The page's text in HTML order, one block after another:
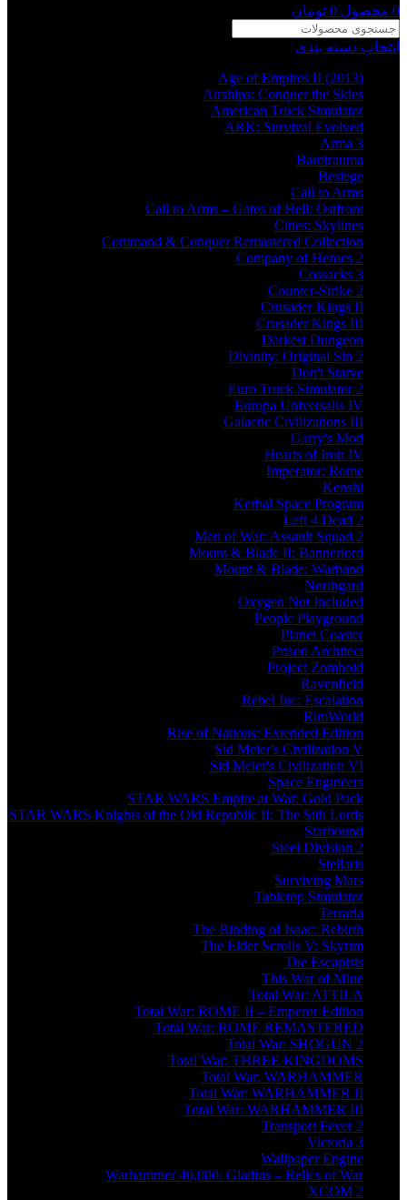
0 محصول 0 تومان
انتخاب دسته بندی
Age of Empires II (2013)
Airships: Conquer the Skies
American Truck Simulator
ARK: Survival Evolved
Arma 3
Barotrauma
Besiege
Call to Arms
Call to Arms – Gates of Hell: Ostfront
Cities: Skylines
Command & Conquer Remastered Collection
Company of Heroes 2
Cossacks 3
Counter-Strike 2
Crusader Kings II
Crusader Kings III
Darkest Dungeon
Divinity: Original Sin 2
Don't Starve
Euro Truck Simulator 2
Europa Universalis IV
Galactic Civilizations III
Garry's Mod
Hearts of Iron IV
Imperator: Rome
Kenshi
Kerbal Space Program
Left 4 Dead 2
Men of War: Assault Squad 2
Mount & Blade II: Bannerlord
Mount & Blade: Warband
Northgard
Oxygen Not Included
People Playground
Planet Coaster
Prison Architect
Project Zomboid
Ravenfield
Rebel Inc: Escalation
RimWorld
Rise of Nations: Extended Edition
Sid Meier's Civilization V
Sid Meier's Civilization VI
Space Engineers
STAR WARS Empire at War: Gold Pack
STAR WARS Knights of the Old Republic II: The Sith Lords
Starbound
Steel Division 2
Stellaris
Surviving Mars
Tabletop Simulator
Terraria
The Binding of Isaac: Rebirth
The Elder Scrolls V: Skyrim
The Escapists
This War of Mine
Total War: ATTILA
Total War: ROME II – Emperor Edition
Total War: ROME REMASTERED
Total War: SHOGUN 2
Total War: THREE KINGDOMS
Total War: WARHAMMER
Total War: WARHAMMER II
Total War: WARHAMMER III
Transport Fever 2
Victoria 3
Wallpaper Engine
Warhammer 40,000: Gladius – Relics of War
XCOM 2